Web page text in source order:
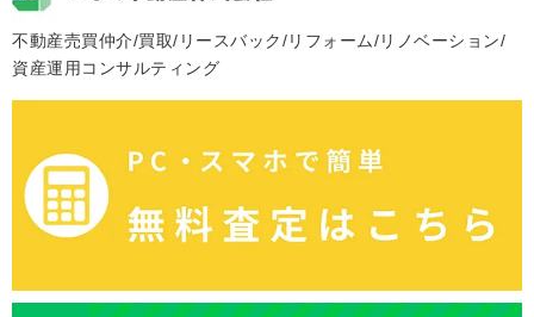
不動産売買仲介/買取/リースバック/リフォーム/リノベーション/
資産運用コンサルティング